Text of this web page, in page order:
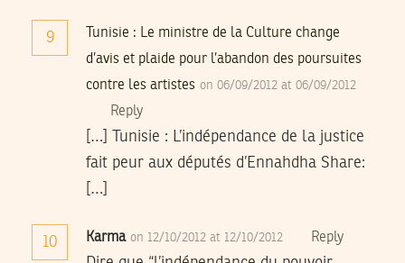
9
Tunisie : Le ministre de la Culture change
d’avis et plaide pour l’abandon des poursuites
contre les artistes on 06/09/2012 at 06/09/2012
Reply
[…] Tunisie : L’indépendance de la justice
fait peur aux députés d’Ennahdha Share:
[…]
10 Karma on 12/10/2012 at 12/10/2012 Reply